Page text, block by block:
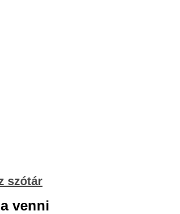
szótár
venni